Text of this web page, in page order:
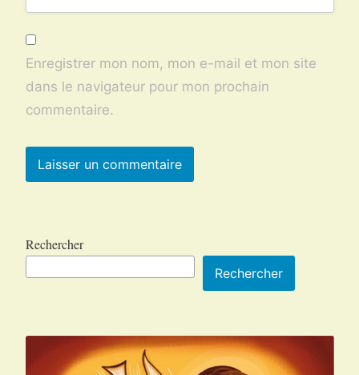
Enregistrer mon nom, mon e-mail et mon site
dans le navigateur pour mon prochain
commentaire.
Rechercher
Rechercher